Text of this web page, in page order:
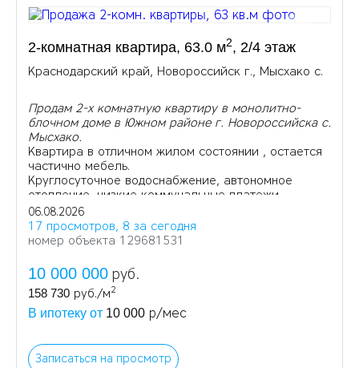
2-комнатная квартира, 63.0 м2, 2/4 этаж
Краснодарский край, Новороссийск г., Мысхако с.
Продам 2-х комнатную квартиру в монолитно-
блочном доме в Южном районе г. Новороссийска с.
Мысхако.
Квартира в отличном жилом состоянии , остается
частично мебель.
Круглосуточное водоснабжение, автономное
отопление, низкие коммунальные платежи.
06.08.2026
17 просмотров, 8 за сегодня
номер объекта 129681531
10 000 000 руб.
158 730 руб./м2
В ипотеку от 10 000 р/мес
Записаться на просмотр